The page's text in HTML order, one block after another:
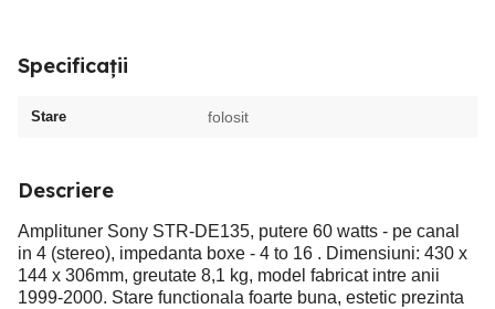
Specificații
Stare folosit
Descriere
Amplituner Sony STR-DE135, putere 60 watts - pe canal
in 4 (stereo), impedanta boxe - 4 to 16 . Dimensiuni: 430 x
144 x 306mm, greutate 8,1 kg, model fabricat intre anii
1999-2000. Stare functionala foarte buna, estetic prezinta